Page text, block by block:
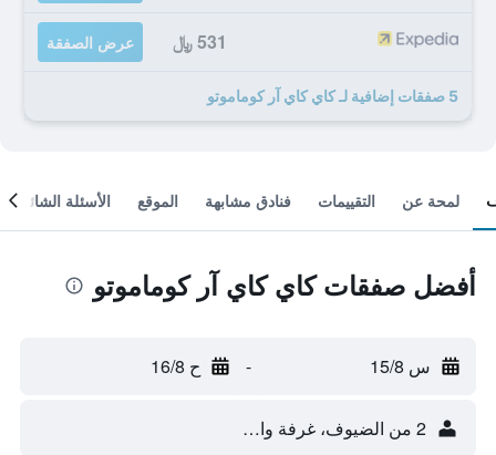
531 ﷼ عرض الصفقة
5 صفقات إضافية لـ كاي كاي آر كوماموتو
لمحة عن التقييمات فنادق مشابهة الموقع الأسئلة الشائعة
أفضل صفقات كاي كاي آر كوماموتو
س 15/8 - ح 16/8
2 من الضيوف، غرفة واحدة